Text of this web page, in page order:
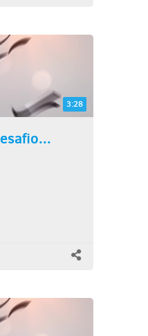
3:28